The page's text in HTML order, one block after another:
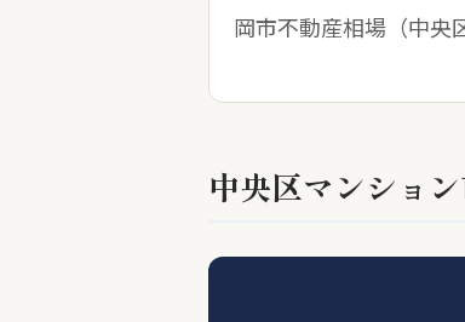
岡市不動産相場（中央区
中央区マンショ